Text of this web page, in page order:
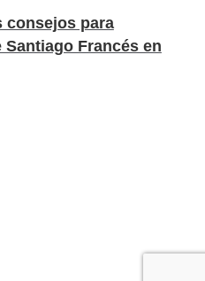
consejos para
Francés en